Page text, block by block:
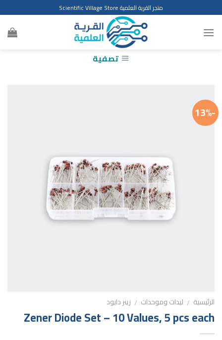
to
content
متجر القرية العلمية Scientific Village Store
تصفية
-13%
الرئيسية / ليدات وموحدات / زينر دايود
Zener Diode Set – 10 Values, 5 pcs each